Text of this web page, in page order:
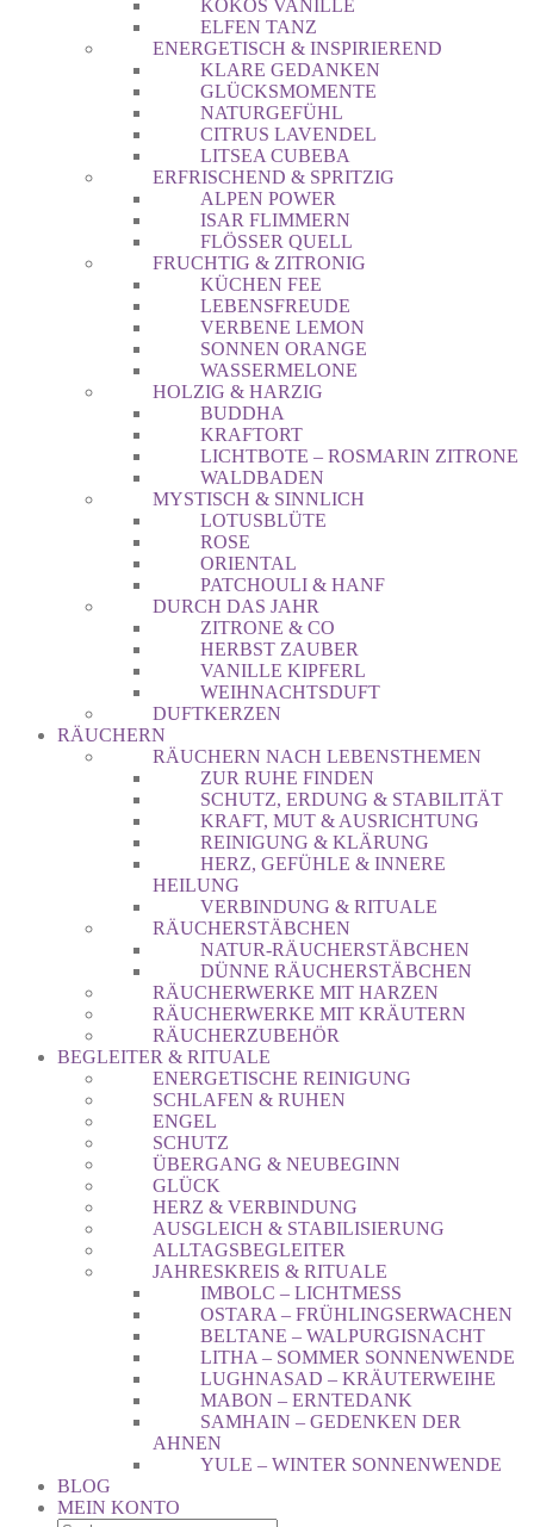
KOKOS VANILLE
ELFEN TANZ
ENERGETISCH & INSPIRIEREND
KLARE GEDANKEN
GLÜCKSMOMENTE
NATURGEFÜHL
CITRUS LAVENDEL
LITSEA CUBEBA
ERFRISCHEND & SPRITZIG
ALPEN POWER
ISAR FLIMMERN
FLÖSSER QUELL
FRUCHTIG & ZITRONIG
KÜCHEN FEE
LEBENSFREUDE
VERBENE LEMON
SONNEN ORANGE
WASSERMELONE
HOLZIG & HARZIG
BUDDHA
KRAFTORT
LICHTBOTE – ROSMARIN ZITRONE
WALDBADEN
MYSTISCH & SINNLICH
LOTUSBLÜTE
ROSE
ORIENTAL
PATCHOULI & HANF
DURCH DAS JAHR
ZITRONE & CO
HERBST ZAUBER
VANILLE KIPFERL
WEIHNACHTSDUFT
DUFTKERZEN
RÄUCHERN
RÄUCHERN NACH LEBENSTHEMEN
ZUR RUHE FINDEN
SCHUTZ, ERDUNG & STABILITÄT
KRAFT, MUT & AUSRICHTUNG
REINIGUNG & KLÄRUNG
HERZ, GEFÜHLE & INNERE
HEILUNG
VERBINDUNG & RITUALE
RÄUCHERSTÄBCHEN
NATUR-RÄUCHERSTÄBCHEN
DÜNNE RÄUCHERSTÄBCHEN
RÄUCHERWERKE MIT HARZEN
RÄUCHERWERKE MIT KRÄUTERN
RÄUCHERZUBEHÖR
BEGLEITER & RITUALE
ENERGETISCHE REINIGUNG
SCHLAFEN & RUHEN
ENGEL
SCHUTZ
ÜBERGANG & NEUBEGINN
GLÜCK
HERZ & VERBINDUNG
AUSGLEICH & STABILISIERUNG
ALLTAGSBEGLEITER
JAHRESKREIS & RITUALE
IMBOLC – LICHTMESS
OSTARA – FRÜHLINGSERWACHEN
BELTANE – WALPURGISNACHT
LITHA – SOMMER SONNENWENDE
LUGHNASAD – KRÄUTERWEIHE
MABON – ERNTEDANK
SAMHAIN – GEDENKEN DER
AHNEN
YULE – WINTER SONNENWENDE
BLOG
MEIN KONTO